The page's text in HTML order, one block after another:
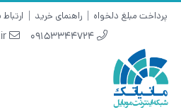
پرداخت مبلغ دلخواه راهنمای خرید ارتباط
09153344724
info@maniatech.ir